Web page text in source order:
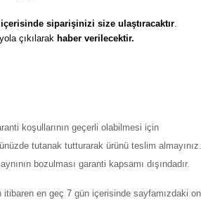
siparişinizi size ulaştıracaktır.
çıkılarak haber verilecektir.
koşullarının geçerli olabilmesi için
tutanak tutturarak ürünü teslim almayınız.
bozulması garanti kapsamı dışındadır.
itibaren en geç 7 gün içerisinde sayfamızdaki